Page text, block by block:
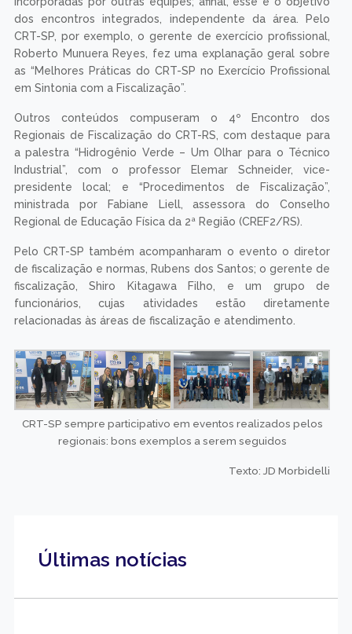
dos encontros integrados, independente da área. Pelo
CRT-SP, por exemplo, o gerente de exercício profissional,
Roberto Munuera Reyes, fez uma explanação geral sobre
as “Melhores Práticas do CRT-SP no Exercício Profissional
em Sintonia com a Fiscalização”.
Outros conteúdos compuseram o 4º Encontro dos
Regionais de Fiscalização do CRT-RS, com destaque para
a palestra “Hidrogênio Verde – Um Olhar para o Técnico
Industrial”, com o professor Elemar Schneider, vice-
presidente local; e “Procedimentos de Fiscalização”,
ministrada por Fabiane Liell, assessora do Conselho
Regional de Educação Física da 2ª Região (CREF2/RS).
Pelo CRT-SP também acompanharam o evento o diretor
de fiscalização e normas, Rubens dos Santos; o gerente de
fiscalização, Shiro Kitagawa Filho, e um grupo de
funcionários, cujas atividades estão diretamente
relacionadas às áreas de fiscalização e atendimento.
CRT-SP sempre participativo em eventos realizados pelos
regionais: bons exemplos a serem seguidos
Texto: JD Morbidelli
Últimas notícias